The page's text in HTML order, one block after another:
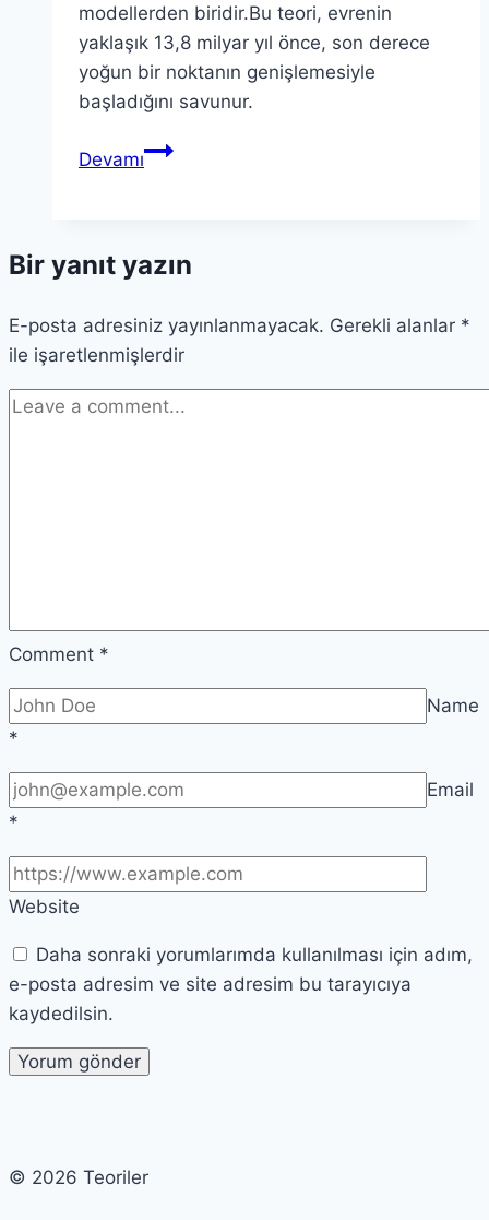
modellerden biridir.Bu teori, evrenin
yaklaşık 13,8 milyar yıl önce, son derece
yoğun bir noktanın genişlemesiyle
başladığını savunur.
DevamıBig
Başlangıcını
Bir yanıt yazın
E-posta adresiniz yayınlanmayacak. Gerekli alanlar *
ile işaretlenmişlerdir
Comment *
Name
*
Email
*
Website
Daha sonraki yorumlarımda kullanılması için adım,
e-posta adresim ve site adresim bu tarayıcıya
kaydedilsin.
© 2026 Teoriler